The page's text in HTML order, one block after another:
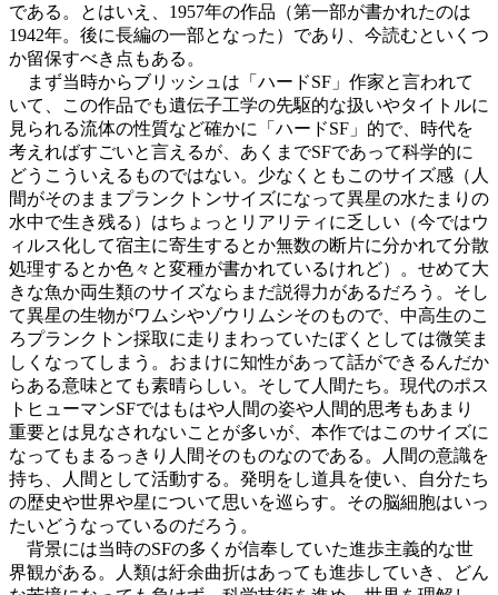
である。とはいえ、1957年の作品（第一部が書かれたのは
1942年。後に長編の一部となった）であり、今読むといくつ
か留保すべき点もある。
まず当時からブリッシュは「ハードSF」作家と言われて
いて、この作品でも遺伝子工学の先駆的な扱いやタイトルに
見られる流体の性質など確かに「ハードSF」的で、時代を
考えればすごいと言えるが、あくまでSFであって科学的に
どうこういえるものではない。少なくともこのサイズ感（人
間がそのままプランクトンサイズになって異星の水たまりの
水中で生き残る）はちょっとリアリティに乏しい（今ではウ
ィルス化して宿主に寄生するとか無数の断片に分かれて分散
処理するとか色々と変種が書かれているけれど）。せめて大
きな魚か両生類のサイズならまだ説得力があるだろう。そし
て異星の生物がワムシやゾウリムシそのもので、中高生のこ
ろプランクトン採取に走りまわっていたぼくとしては微笑ま
しくなってしまう。おまけに知性があって話ができるんだか
らある意味とても素晴らしい。そして人間たち。現代のポス
トヒューマンSFではもはや人間の姿や人間的思考もあまり
重要とは見なされないことが多いが、本作ではこのサイズに
なってもまるっきり人間そのものなのである。人間の意識を
持ち、人間として活動する。発明をし道具を使い、自分たち
の歴史や世界や星について思いを巡らす。その脳細胞はいっ
たいどうなっているのだろう。
背景には当時のSFの多くが信奉していた進歩主義的な世
界観がある。人類は紆余曲折はあっても進歩していき、どん